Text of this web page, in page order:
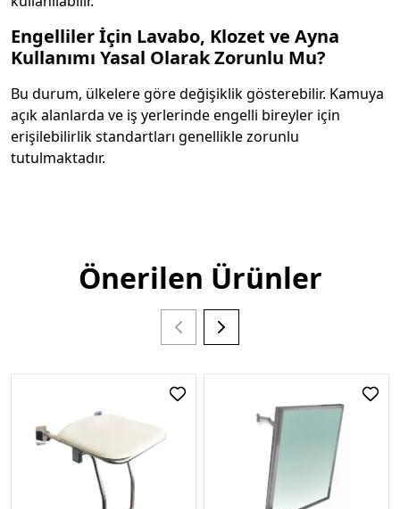
Engelliler İçin Lavabo, Klozet ve Ayna
Kullanımı Yasal Olarak Zorunlu Mu?
Bu durum, ülkelere göre değişiklik gösterebilir. Kamuya
açık alanlarda ve iş yerlerinde engelli bireyler için
erişilebilirlik standartları genellikle zorunlu
tutulmaktadır.
Önerilen Ürünler